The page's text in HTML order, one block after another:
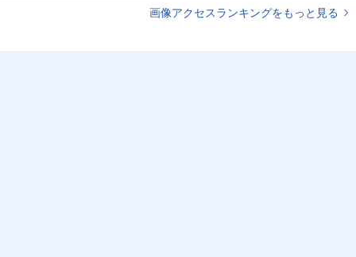
画像アクセスランキングをもっと見る